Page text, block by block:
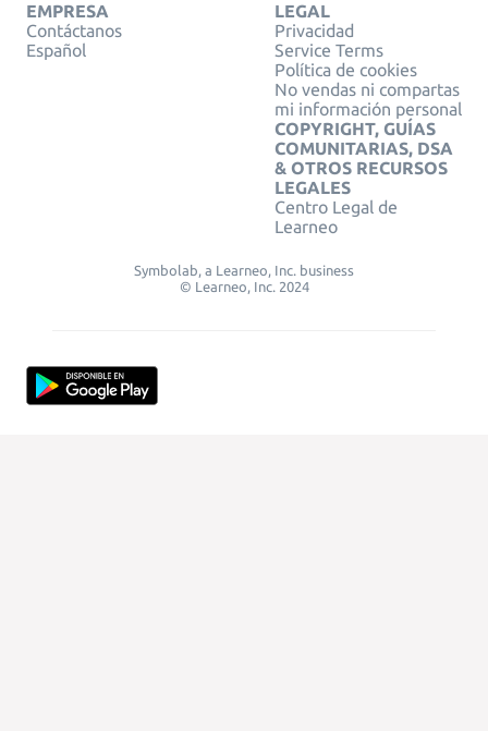
EMPRESA
Contáctanos
Español
LEGAL
Privacidad
Service Terms
Política de cookies
No vendas ni compartas
mi información personal
COPYRIGHT, GUÍAS
COMUNITARIAS, DSA
& OTROS RECURSOS
LEGALES
Centro Legal de
Learneo
Symbolab, a Learneo, Inc. business
© Learneo, Inc. 2024